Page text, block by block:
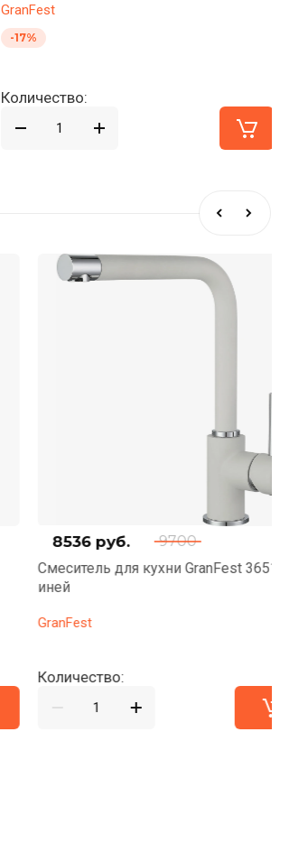
GranFest
-17%
Количество:
9700
8536руб.
Смеситель для кухни GranFest 3651
GranFest
Количество: